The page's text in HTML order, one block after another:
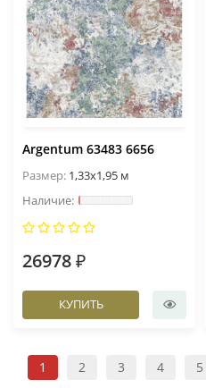
Argentum 63483 6656
Размер: 1,33x1,95 м
26978 ₽
КУПИТЬ
1 2 3 4 5